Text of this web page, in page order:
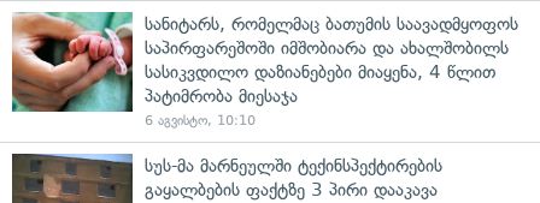
სანიტარს, რომელმაც ბათუმის საავადმყოფოს
საპირფარეშოში იმშობიარა და ახალშობილს
სასიკვდილო დაზიანებები მიაყენა, 4 წლით
პატიმრობა მიესაჯა
6 აგვისტო, 10:10
სუს-მა მარნეულში ტექინსპექტირების
გაყალბების ფაქტზე 3 პირი დააკავა